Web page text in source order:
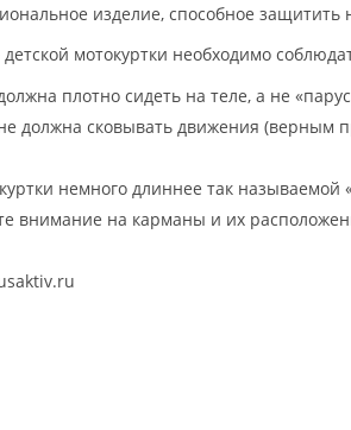
изделие, способное защитить
мотокуртки необходимо
плотно сидеть на теле, а не
должна сковывать движения (верным
немного длиннее так называемой
внимание на карманы и их